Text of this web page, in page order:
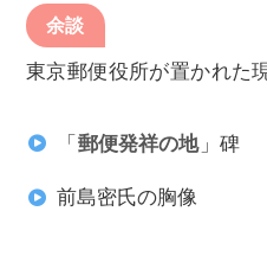
余談
東京郵便役所が置かれた
「 郵便発祥の地 」碑
前島密氏の胸像